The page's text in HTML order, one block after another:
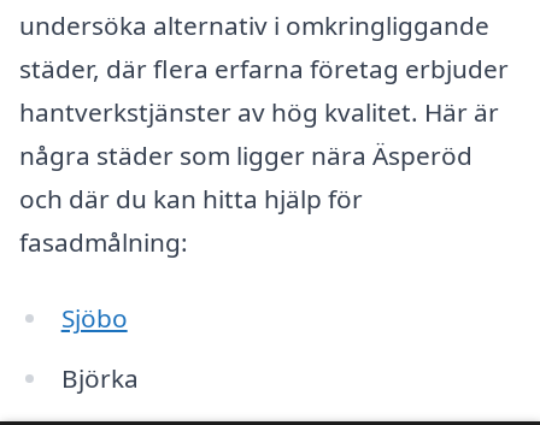
undersöka alternativ i omkringliggande
städer, där flera erfarna företag erbjuder
hantverkstjänster av hög kvalitet. Här är
några städer som ligger nära Äsperöd
och där du kan hitta hjälp för
fasadmålning:
Sjöbo
Björka